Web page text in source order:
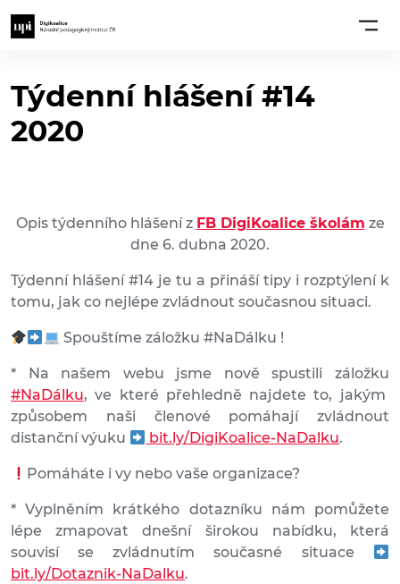
Týdenní hlášení #14
2020
Opis týdenního hlášení z FB DigiKoalice školám ze
dne 6. dubna 2020.
Týdenní hlášení #14 je tu a přináší tipy i rozptýlení k
tomu, jak co nejlépe zvládnout současnou situaci.
Spouštíme záložku #NaDálku !
* Na našem webu jsme nově spustili záložku
#NaDálku, ve které přehledně najdete to, jakým
způsobem naši členové pomáhají zvládnout
distanční výuku
bit.ly/DigiKoalice-NaDalku.
Pomáháte i vy nebo vaše organizace?
* Vyplněním krátkého dotazníku nám pomůžete
lépe zmapovat dnešní širokou nabídku, která
souvisí se zvládnutím současné situace
bit.ly/Dotaznik-NaDalku.